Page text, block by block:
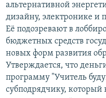
альтернативной
дизайну, электронике
Её подозревают в
бюджетных средств
новых форм развития
Утверждается, что
программу "Учитель
субподрядчику,